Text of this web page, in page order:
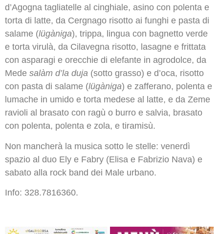
d’Agogna tagliatelle al cinghiale, asino con polenta e
torta di latte, da Cergnago risotto ai funghi e pasta di
salame (lügàniga), trippa, lingua con bagnetto verde
e torta virulà, da Cilavegna risotto, lasagne e frittata
con asparagi e orecchie di elefante in agrodolce, da
Mede salàm d’la duja (sotto grasso) e d’oca, risotto
con pasta di salame (lügàniga) e zafferano, polenta e
lumache in umido e torta medese al latte, e da Zeme
ravioli al brasato con ragù o burro e salvia, brasato
con polenta, polenta e zola, e tiramisù.
Non mancherà la musica sotto le stelle: venerdì
spazio al duo Ely e Fabry (Elisa e Fabrizio Nava) e
sabato alla rock band dei Male urbano.
Info: 328.7816360.